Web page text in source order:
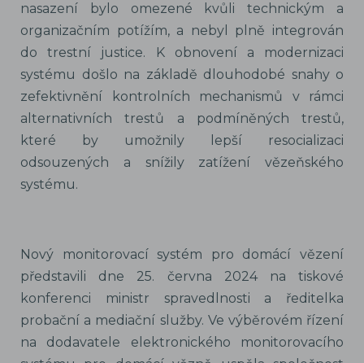
nasazení bylo omezené kvůli technickým a
organizačním potížím, a nebyl plně integrován
do trestní justice. K obnovení a modernizaci
systému došlo na základě dlouhodobé snahy o
zefektivnění kontrolních mechanismů v rámci
alternativních trestů a podmíněných trestů,
které by umožnily lepší resocializaci
odsouzených a snížily zatížení vězeňského
systému.
Nový monitorovací systém pro domácí vězení
představili dne 25. června 2024 na tiskové
konferenci ministr spravedlnosti a ředitelka
probační a mediační služby. Ve výběrovém řízení
na dodavatele elektronického monitorovacího